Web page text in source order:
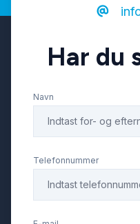
Har du
Navn
Telefonnummer